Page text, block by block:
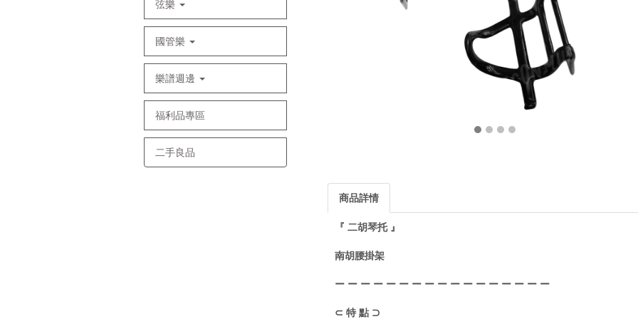
弦樂
國管樂
樂譜週邊
福利品專區
二手良品
商品詳情
『 二胡琴托 』
南胡腰掛架
ー ー ー ー ー ー ー ー ー ー ー ー ー ー ー ー ー
⊂ 特 點 ⊃